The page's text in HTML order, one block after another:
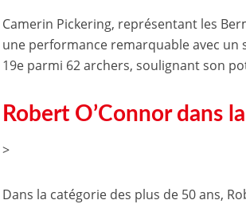
Camerin Pickering, représentant les
une performance remarquable avec un
19e parmi 62 archers, soulignant son
Robert O’Connor dans
>
Dans la catégorie des plus de 50 ans,